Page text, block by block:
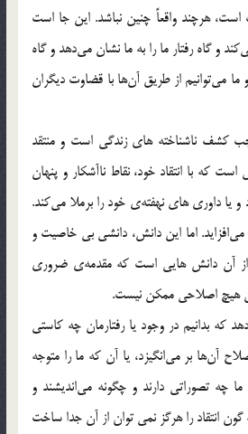
است، هرچند واقعاً چنین نباشد. این جا است
و گاه رفتار ما را به ما نشان می‌دهد و گاه
می‌توانیم از طریق آن‌ها با قضاوت دیگران
کشف ناشناخته های زندگی است و منتقد
که با انتقاد خود، نقاط ناآشکار و پنهان
و یا داوری های نهفته‌ی خود را برملا می‌کند.
می‌افزاید. اما این دانش، دانشی بی خاصیت و
از آن دانش هایی است که مقدمه‌ی ضروری
هیچ اصلاحی ممکن نیست.
که بدانیم در وجود یا رفتارمان چه کاستی
آن‌ها بر می‌انگیزد، یا آن که ما را متوجه
چه تصوراتی دارند و چگونه می‌اندیشند و
انتقاد را هرگز نمی توان از آن جدا ساخت